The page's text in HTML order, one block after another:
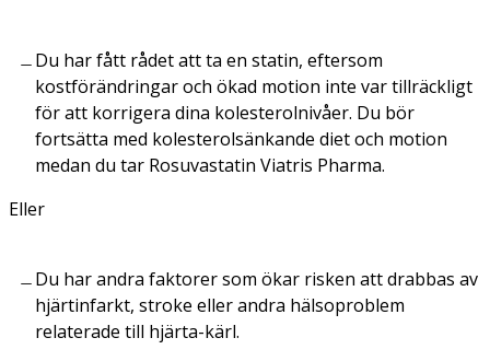
Du har fått rådet att ta en statin, eftersom
kostförändringar och ökad motion inte var tillräckligt
för att korrigera dina kolesterolnivåer. Du bör
fortsätta med kolesterolsänkande diet och motion
medan du tar Rosuvastatin Viatris Pharma.
Eller
Du har andra faktorer som ökar risken att drabbas av
hjärtinfarkt, stroke eller andra hälsoproblem
relaterade till hjärta-kärl.